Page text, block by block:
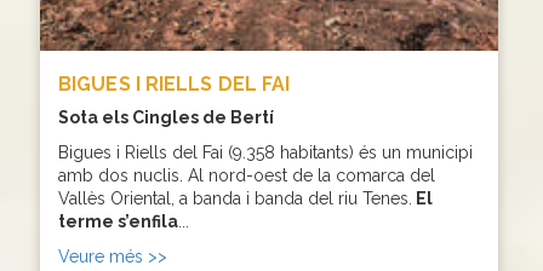
BIGUES I RIELLS DEL FAI
Sota els Cingles de Bertí
Bigues i Riells del Fai (9.358 habitants) és un municipi
amb dos nuclis. Al nord-oest de la comarca del
Vallès Oriental, a banda i banda del riu Tenes.
El
terme s’enfila
Veure més >>